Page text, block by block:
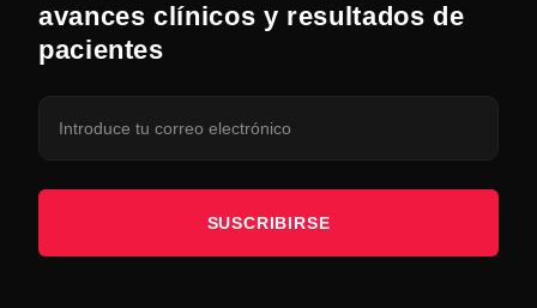
avances clínicos y resultados de
pacientes
SUSCRIBIRSE